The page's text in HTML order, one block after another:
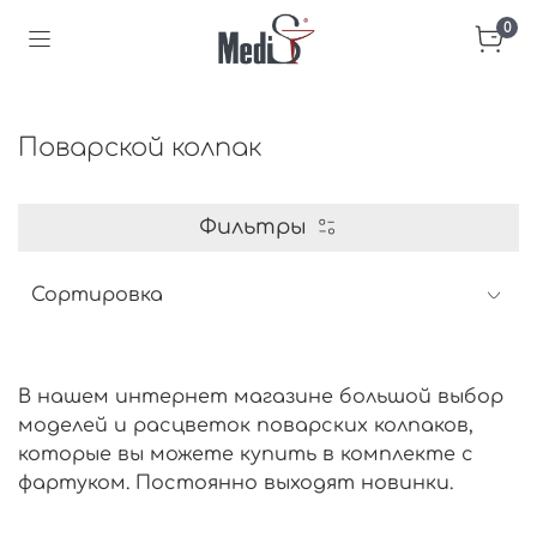
0
Поварской колпак
Фильтры
В нашем интернет магазине большой выбор
моделей и расцветок поварских колпаков,
которые вы можете купить в комплекте с
фартуком. Постоянно выходят новинки.